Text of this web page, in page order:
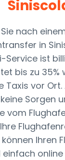
nach
in
Service ist
bis zu 35%
Taxis vor
Sorgen
vom
Ihren
einfach